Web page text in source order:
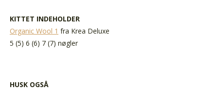
KITTET INDEHOLDER
Organic Wool 1 fra Krea Deluxe
5 (5) 6 (6) 7 (7) nøgler
HUSK OGSÅ